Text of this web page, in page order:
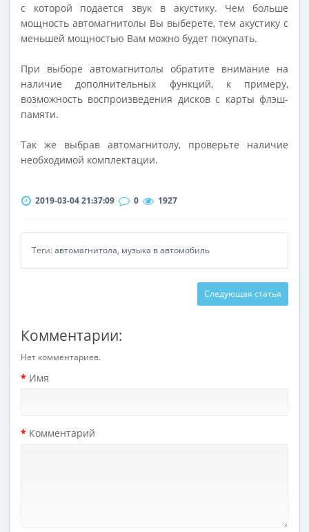
с которой подается звук в акустику. Чем больше
мощность автомагнитолы Вы выберете, тем акустику с
меньшей мощностью Вам можно будет покупать.
При выборе автомагнитолы обратите внимание на
наличие дополнительных функций, к примеру,
возможность воспроизведения дисков с карты флэш-
памяти.
Так же выбрав автомагнитолу, проверьте наличие
необходимой комплектации.
2019-03-04 21:37:09 0 1927
Теги:автомагнитола, музыка в автомобиль
Следующая статья
Комментарии:
Нет комментариев.
Имя
Комментарий